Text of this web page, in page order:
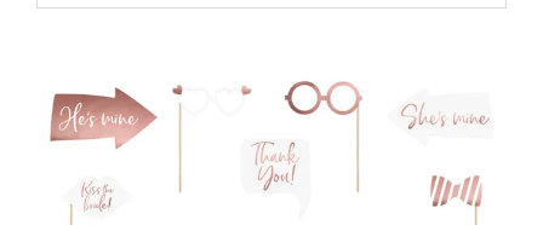
HET
EEN
GOEDKOPE
TROUWREPORTAGE